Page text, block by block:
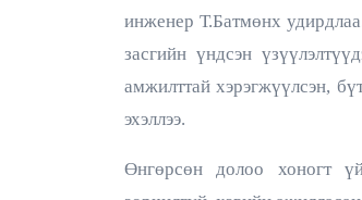
инженер Т.Батмөнх
засгийн үндсэн
амжилттай хэрэгжүүлсэн,
эхэллээ.
Өнгөрсөн долоо хоногт